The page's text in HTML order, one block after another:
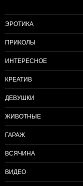
ЭРОТИКА
ПРИКОЛЫ
ИНТЕРЕСНОЕ
КРЕАТИВ
ДЕВУШКИ
ЖИВОТНЫЕ
ГАРАЖ
ВСЯЧИНА
ВИДЕО